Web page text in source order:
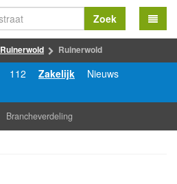
Zoek
Ruinerwold Ruinerwold
112 Zakelijk
Nieuws
Brancheverdeling